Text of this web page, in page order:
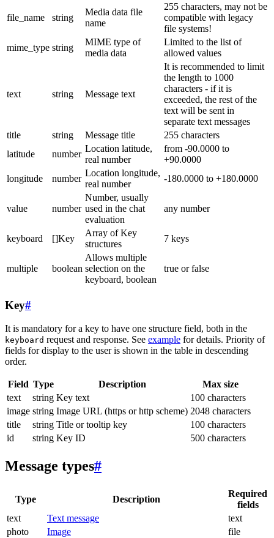
file_name string
Media data file
name
255 characters, may not be
compatible with legacy
file systems!
mime_type string
MIME type of
media data
Limited to the list of
allowed values
text string Message text
It is recommended to limit
the length to 1000
characters - if it is
exceeded, the rest of the
text will be sent in
separate text messages
title
string Message title
255 characters
latitude
number
Location latitude,
real number
from -90.0000 to
+90.0000
longitude
number
Location longitude,
real number
-180.0000 to +180.0000
value number
Number, usually
used in the chat
evaluation
any number
keyboard []Key
Array of Key
structures
7 keys
multiple boolean
Allows multiple
selection on the
keyboard, boolean
true or false
Key#
It is mandatory for a key to have one structure field, both in the
keyboard request and response. See example for details. Priority of
fields for display to the user is shown in the table in descending
order.
Field Type Description
Max size
text
string Key text
100 characters
image string Image URL (https or http scheme) 2048 characters
title
string Title or tooltip key
100 characters
id
string Key ID 500 characters
Message types#
Type Description
Required
fields
text
Text message
text
photo
Image
file